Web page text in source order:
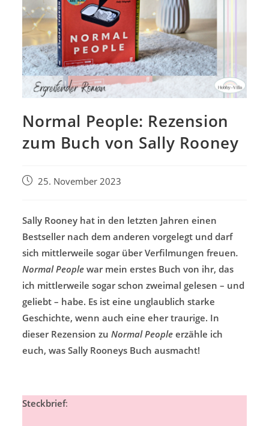
Normal People: Rezension
zum Buch von Sally Rooney
Beitrag25. November 2023
Sally Rooney hat in den letzten Jahren einen
Bestseller nach dem anderen vorgelegt und darf
sich mittlerweile sogar über Verfilmungen freuen.
Normal People war mein erstes Buch von ihr, das
ich mittlerweile sogar schon zweimal gelesen – und
geliebt – habe. Es ist eine unglaublich starke
Geschichte, wenn auch eine eher traurige. In
dieser Rezension zuNormal People erzähle ich
euch, was Sally Rooneys Buch ausmacht!
Steckbrief: